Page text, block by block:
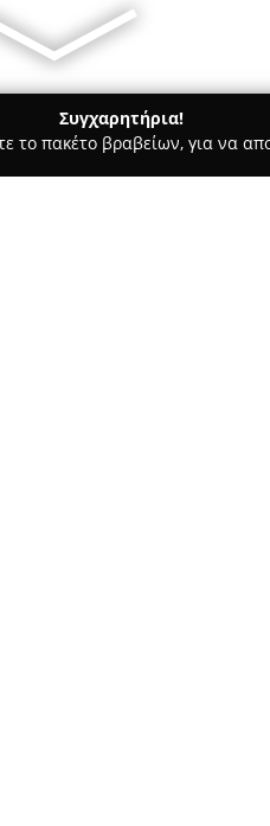
Συγχαρητήρια!
το πακέτο βραβείων, για να